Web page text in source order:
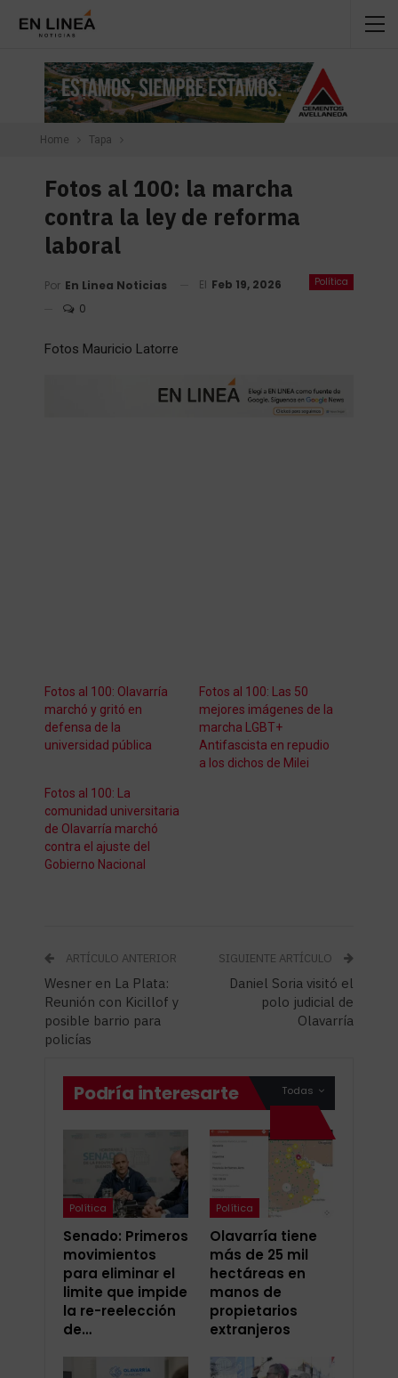
Home Tapa
Fotos al 100: la marcha
contra la ley de reforma
laboral
Política
Por En Linea Noticias El Feb 19, 2026
0
Fotos Mauricio Latorre
Fotos al 100: Olavarría
marchó y gritó en
defensa de la
universidad pública
Fotos al 100: Las 50
mejores imágenes de la
marcha LGBT+
Antifascista en repudio
a los dichos de Milei
Fotos al 100: La
comunidad universitaria
de Olavarría marchó
contra el ajuste del
Gobierno Nacional
ARTÍCULO ANTERIOR
Wesner en La Plata:
Reunión con Kicillof y
posible barrio para
policías
SIGUIENTE ARTÍCULO
Daniel Soria visitó el
polo judicial de
Olavarría
Todas
Podría interesarte
Política
Senado: Primeros
movimientos
para eliminar el
limite que impide
la re-reelección
de…
Política
Olavarría tiene
más de 25 mil
hectáreas en
manos de
propietarios
extranjeros